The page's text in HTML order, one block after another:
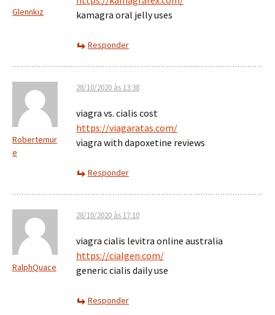
Glennkiz
kamagra oral jelly uses
Responder
Robertemur
e
28/10/2020 às 13:38
viagra vs. cialis cost
https://viagaratas.com/
viagra with dapoxetine reviews
Responder
RalphQuace
28/10/2020 às 17:10
viagra cialis levitra online australia
https://cialgen.com/
generic cialis daily use
Responder